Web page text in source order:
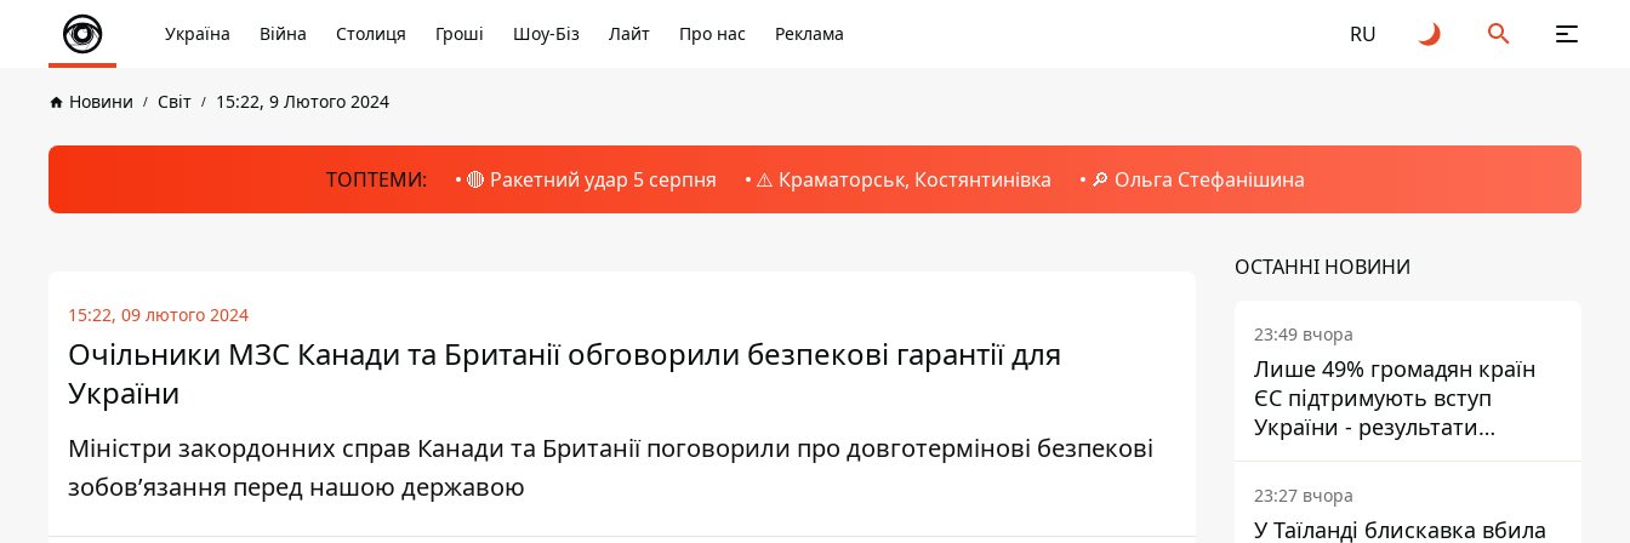
Україна Війна Столиця Гроші Шоу-Біз Лайт Про нас Реклама RU
Новини Світ 15:22, 9 Лютого 2024
ТОПТЕМИ: 🔴 Ракетний удар 5 серпня ⚠️ Краматорськ, Костянтинівка 🔎 Ольга Стефанішина
15:22, 09 лютого 2024
Очільники МЗС Канади та Британії обговорили безпекові гарантії для
України
Міністри закордонних справ Канади та Британії поговорили про довготермінові безпекові
зобов’язання перед нашою державою
ОСТАННІ НОВИНИ
23:49 вчора
Лише 49% громадян країн
ЄС підтримують вступ
України - результати
опитування
23:27 вчора
У Таїланді блискавка вбила